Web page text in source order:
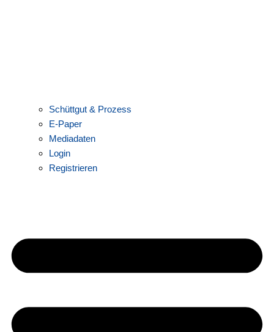
Schüttgut & Prozess
E-Paper
Mediadaten
Login
Registrieren